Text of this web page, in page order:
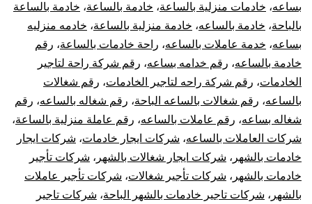
بساعه، خادمات منزلية بالساعة، خادمة بالساعة، خادمة بالساعة
بالباحة، خادمة بالساعه، خادمة منزلية بالساعة، خادمه منزليه
بساعه، خدمة عاملات بالساعه، راحة خادمات بالساعة، رقم
خادمة بالساعه، رقم خدامه بساعه، رقم شركة راحة لتاجير
الخادمات، رقم شركة راحه لتاجير الخادمات، رقم شغالات
بالساعه، رقم شغالات بالساعه الباحة، رقم شغاله بالساعه، رقم
شغاله بساعه، رقم عاملات بالساعه، رقم عاملة منزلية بالساعة،
شركات العاملات بالساعه، شركات ايجار خادمات، شركات ايجار
خادمات بالشهر ، شركات ايجار شغالات بالشهر ، شركات تأجير
خادمات بالشهر ، شركات تأجير شغالات، شركات تأجير عاملات
بالشهر ، شركات تاجير خادمات بالشهر الباحة، شركات تاجير